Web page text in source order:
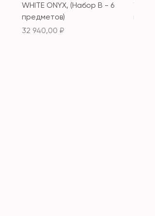
WHITE ONYX, (Набор B - 6
предметов)
Цена
32 940,00 ₽